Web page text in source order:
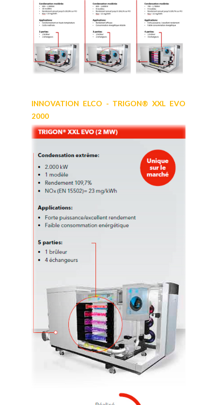
INNOVATION ELCO - TRIGON® XXL EVO
2000